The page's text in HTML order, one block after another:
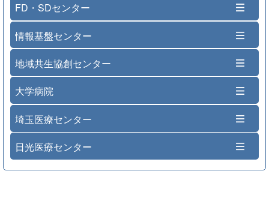
FD・SDセンター
情報基盤センター
地域共生協創センター
大学病院
埼玉医療センター
日光医療センター